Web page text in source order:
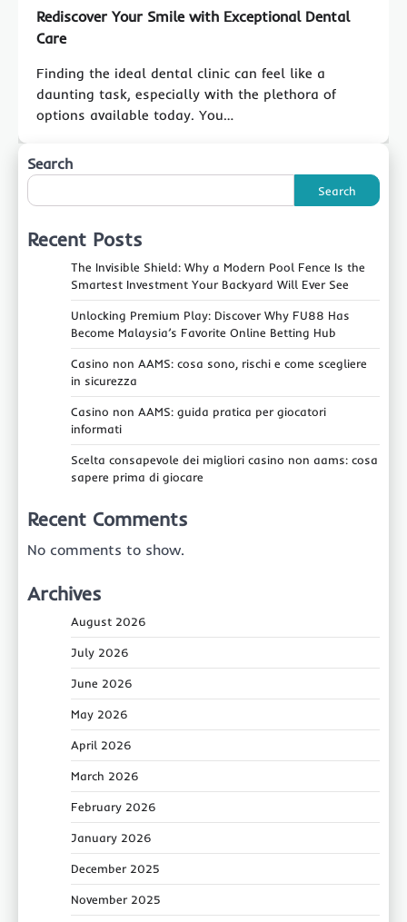
Rediscover Your Smile with Exceptional Dental
Care
Finding the ideal dental clinic can feel like a
daunting task, especially with the plethora of
options available today. You…
Search
Search
Recent Posts
The Invisible Shield: Why a Modern Pool Fence Is the
Smartest Investment Your Backyard Will Ever See
Unlocking Premium Play: Discover Why FU88 Has
Become Malaysia’s Favorite Online Betting Hub
Casino non AAMS: cosa sono, rischi e come scegliere
in sicurezza
Casino non AAMS: guida pratica per giocatori
informati
Scelta consapevole dei migliori casino non aams: cosa
sapere prima di giocare
Recent Comments
No comments to show.
Archives
August 2026
July 2026
June 2026
May 2026
April 2026
March 2026
February 2026
January 2026
December 2025
November 2025